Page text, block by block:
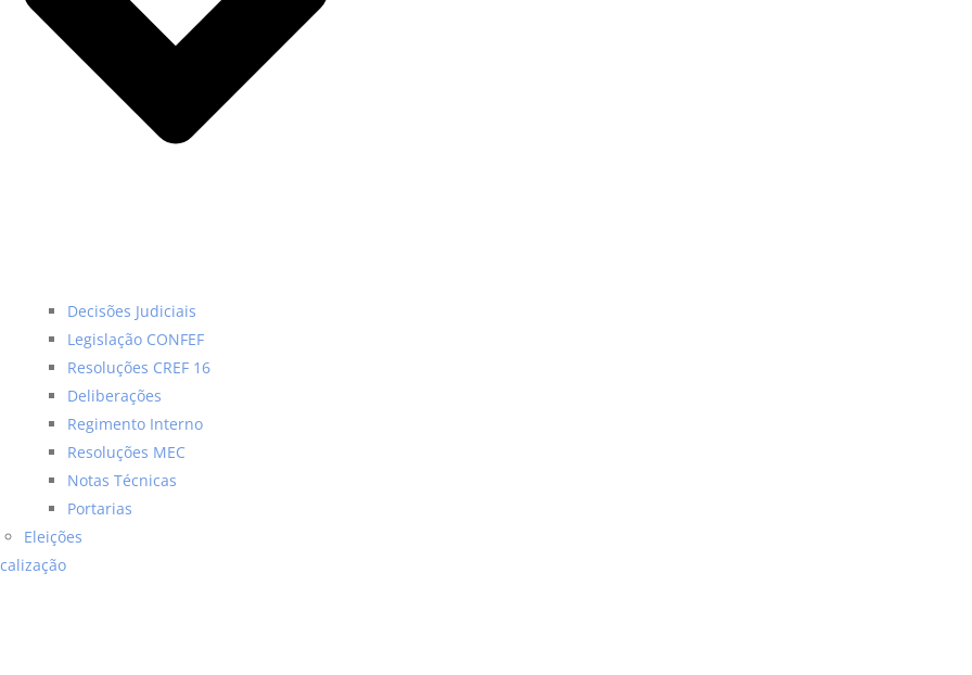
Decisões Judiciais
Legislação CONFEF
Resoluções CREF 16
Deliberações
Regimento Interno
Resoluções MEC
Notas Técnicas
Portarias
Eleições